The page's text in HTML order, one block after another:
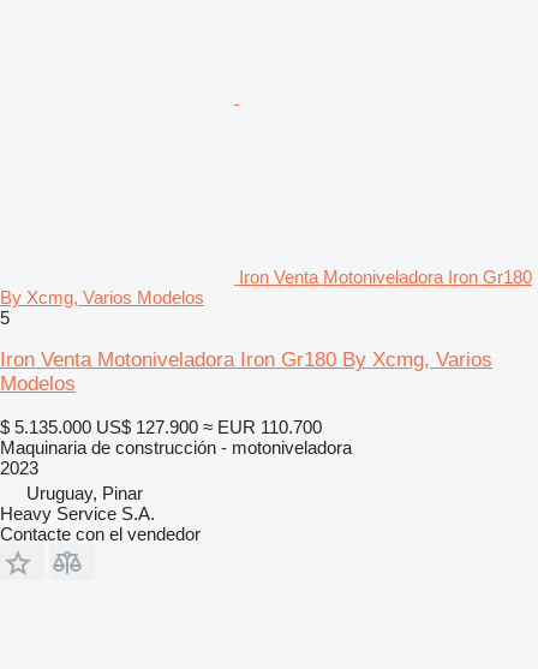
Iron Venta Motoniveladora Iron Gr180
By Xcmg, Varios Modelos
5
Iron Venta Motoniveladora Iron Gr180 By Xcmg, Varios
Modelos
$ 5.135.000 US$ 127.900 ≈ EUR 110.700
Maquinaria de construcción - motoniveladora
2023
Uruguay, Pinar
Heavy Service S.A.
Contacte con el vendedor